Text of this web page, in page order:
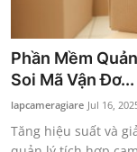
Phần Mềm
Soi Mã Vận Đơ...
lapcameragiare Jul 16,
Tăng hiệu suất và